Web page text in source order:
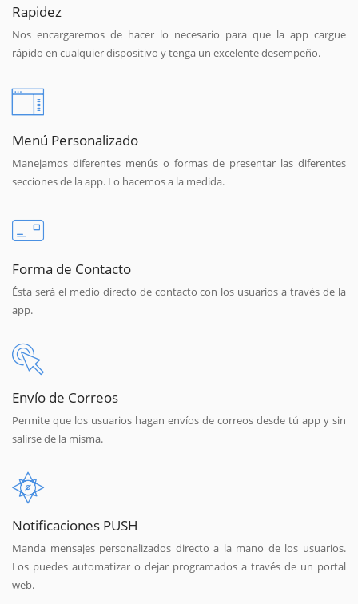
Rapidez
Nos encargaremos de hacer lo necesario para que la app cargue
rápido en cualquier dispositivo y tenga un excelente desempeño.
Menú Personalizado
Manejamos diferentes menús o formas de presentar las diferentes
secciones de la app. Lo hacemos a la medida.
Forma de Contacto
Ésta será el medio directo de contacto con los usuarios a través de la
app.
Envío de Correos
Permite que los usuarios hagan envíos de correos desde tú app y sin
salirse de la misma.
Notificaciones PUSH
Manda mensajes personalizados directo a la mano de los usuarios.
Los puedes automatizar o dejar programados a través de un portal
web.